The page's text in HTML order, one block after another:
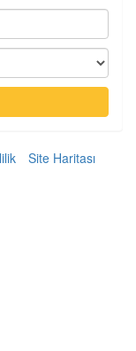
Site Haritası